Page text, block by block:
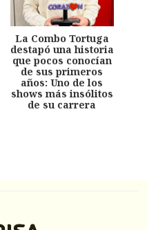
La Combo Tortuga
destapó una historia
que pocos conocían
de sus primeros
años: Uno de los
shows más insólitos
de su carrera